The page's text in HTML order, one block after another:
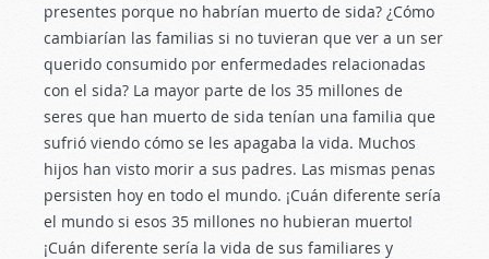
presentes porque no habrían muerto de sida? ¿Cómo
cambiarían las familias si no tuvieran que ver a un ser
querido consumido por enfermedades relacionadas
con el sida? La mayor parte de los 35 millones de
seres que han muerto de sida tenían una familia que
sufrió viendo cómo se les apagaba la vida. Muchos
hijos han visto morir a sus padres. Las mismas penas
persisten hoy en todo el mundo. ¡Cuán diferente sería
el mundo si esos 35 millones no hubieran muerto!
¡Cuán diferente sería la vida de sus familiares y